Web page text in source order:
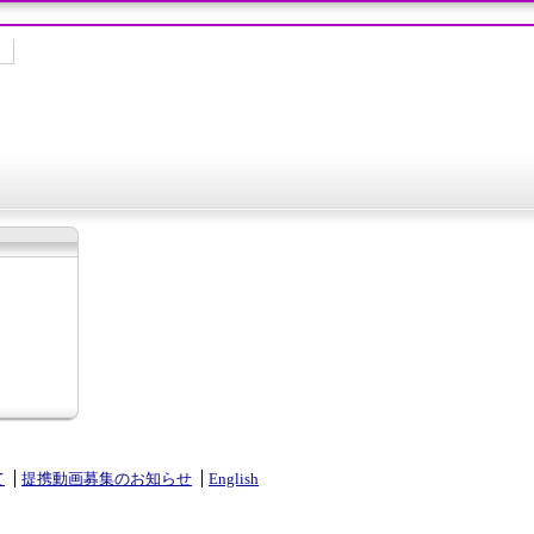
提携動画募集のお知らせ English